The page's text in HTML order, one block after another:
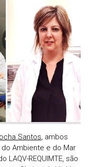
Santos, ambos
Ambiente e do Mar
LAQV-REQUIMTE, são